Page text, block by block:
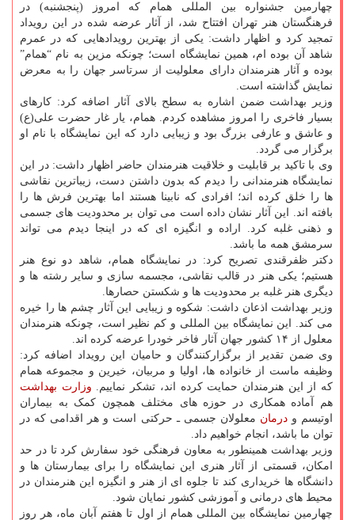
چهارمین جشنواره بین المللی همام که امروز (پنجشنبه) در
فرهنگستان هنر تهران افتتاح شد، از آثار عرضه شده در این رویداد
تمجید کرد و اظهار داشت: یکی از بهترین رویدادهایی که در عمرم
شاهد آن بوده ام، همین نمایشگاه است؛ چونکه مزین به نام “همام”
بوده و آثار هنرمندان دارای معلولیت از سرتاسر جهان را به معرض
نمایش گذاشته است.
وزیر بهداشت ضمن اشاره به سطح بالای آثار اضافه کرد: کارهای
بسیار فاخری را امروز مشاهده کردم. همام، یار غار حضرت علی(ع)
و عاشق و عارفی بزرگ بود و زیبایی دارد که این نمایشگاه با نام او
برگزار می گردد.
وی با تاکید بر قابلیت و خلاقیت هنرمندان حاضر اظهار داشت: در این
نمایشگاه هنرمندانی را دیدم که بدون داشتن دست، زیباترین نقاشی
ها را خلق کرده اند؛ افرادی که نابینا هستند اما بهترین فرش ها را
بافته اند. این آثار نشان داده است می توان بر محدودیت های جسمی
و ذهنی غلبه کرد. اراده و انگیزه ای که در اینجا دیدم می تواند
سرمشق همه ما باشد.
دکتر ظفرقندی تصریح کرد: در نمایشگاه همام، شاهد دو نوع هنر
هستیم؛ یکی هنر در قالب نقاشی، مجسمه سازی و سایر رشته ها و
دیگری هنر غلبه بر محدودیت ها و شکستن حصارها.
وزیر بهداشت اذعان داشت: شکوه و زیبایی این آثار چشم ها را خیره
می کند. این نمایشگاه بین المللی و کم نظیر است، چونکه هنرمندان
معلول از ۱۴ کشور جهان آثار فاخر خودرا عرضه کرده اند.
وی ضمن تقدیر از برگزارکنندگان و حامیان این رویداد اضافه کرد:
وظیفه ماست از خانواده ها، اولیا و مربیان، خیرین و مجموعه همام
که از این هنرمندان حمایت کرده اند، تشکر نماییم. وزارت بهداشت
هم آماده همکاری در حوزه های مختلف همچون کمک به بیماران
اوتیسم ودرمان معلولان جسمی ـ حرکتی است و هر اقدامی که در
توان ما باشد، انجام خواهیم داد.
وزیر بهداشت همینطور به معاون فرهنگی خود سفارش کرد تا در حد
امکان، قسمتی از آثار هنری این نمایشگاه را برای بیمارستان ها و
دانشگاه ها خریداری کند تا جلوه ای از هنر و انگیزه این هنرمندان در
محیط های درمانی و آموزشی کشور نمایان شود.
چهارمین نمایشگاه بین المللی همام از اول تا هفتم آبان ماه، هر روز